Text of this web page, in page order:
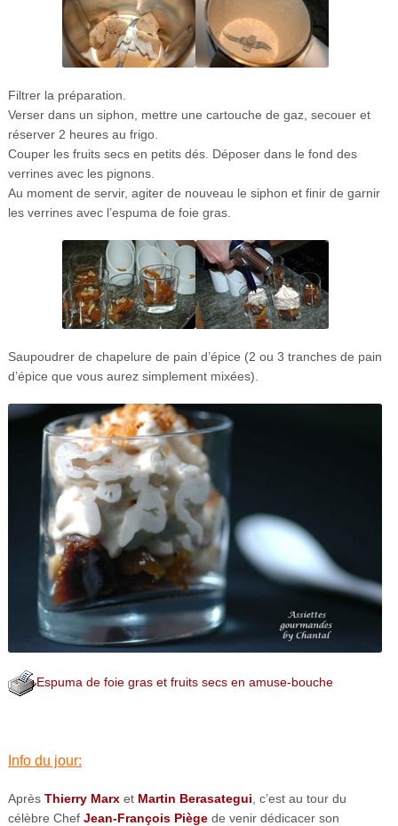
Filtrer la préparation.
Verser dans un siphon, mettre une cartouche de gaz, secouer et
réserver 2 heures au frigo.
Couper les fruits secs en petits dés. Déposer dans le fond des
verrines avec les pignons.
Au moment de servir, agiter de nouveau le siphon et finir de garnir
les verrines avec l’espuma de foie gras.
Saupoudrer de chapelure de pain d’épice (2 ou 3 tranches de pain
d’épice que vous aurez simplement mixées).
Espuma de foie gras et fruits secs en amuse-bouche
Info du jour:
Après Thierry Marxet Martin Berasategui , c’est au tour du
célèbre Chef Jean-François Piègede venir dédicacer son